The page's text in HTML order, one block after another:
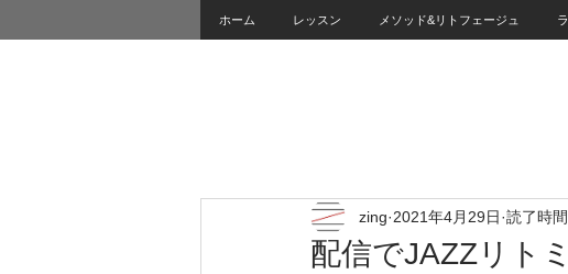
ホーム レッスン メソッド&リトフェージュ
配信でJAZZリト
zing 2021年4月29日 読了時